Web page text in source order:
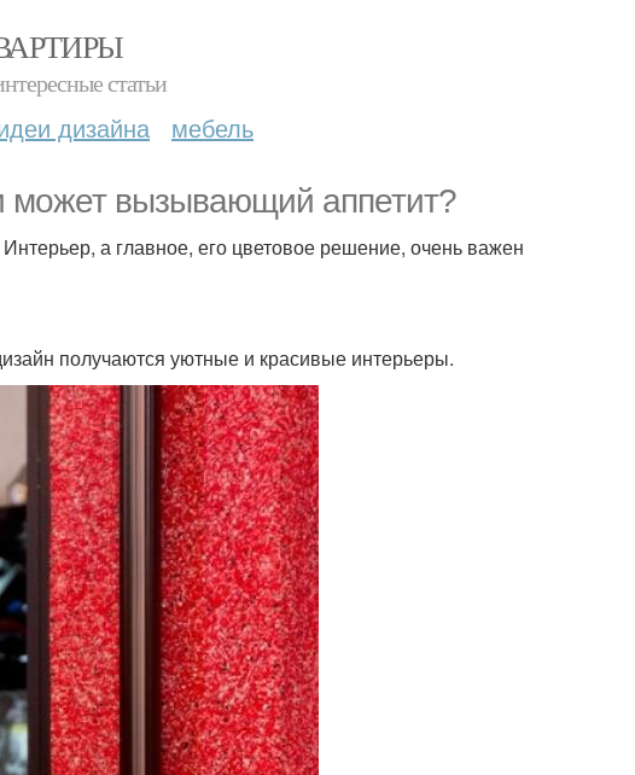
статьи
дизайна мебель
может вызывающий аппетит?
а главное, его цветовое решение, очень важен
получаются уютные и красивые интерьеры.